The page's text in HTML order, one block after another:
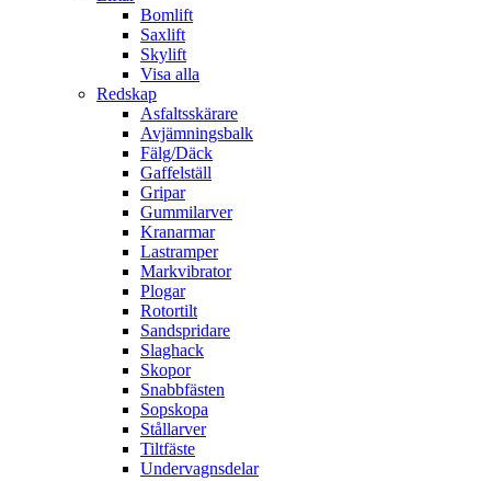
Bomlift
Saxlift
Skylift
Visa alla
Redskap
Asfaltsskärare
Avjämningsbalk
Fälg/Däck
Gaffelställ
Gripar
Gummilarver
Kranarmar
Lastramper
Markvibrator
Plogar
Rotortilt
Sandspridare
Slaghack
Skopor
Snabbfästen
Sopskopa
Stållarver
Tiltfäste
Undervagnsdelar